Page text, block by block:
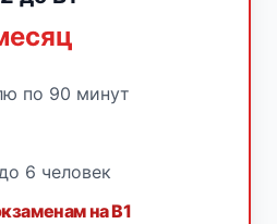
по 90 минут
6 человек
на B1